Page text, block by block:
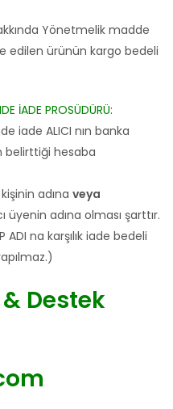
Yönetmelik madde
edilen ürünün kargo bedeli
İADE PROSÜDÜRÜ:
iade ALICI nın banka
belirttiği hesaba
adına veya
üyenin adına olması şarttır.
ADI na karşılık iade bedeli
Destek